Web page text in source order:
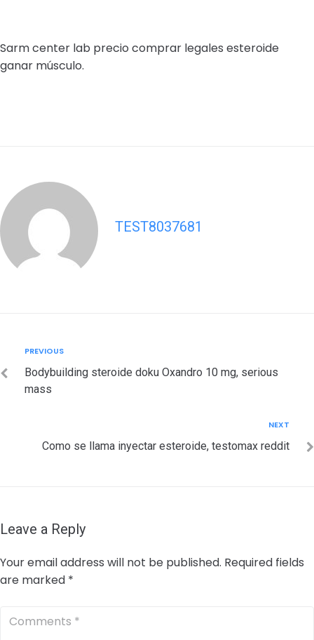
Sarm center lab precio comprar legales esteroide
ganar músculo.
TEST8037681
navigation
Previous
PREVIOUS
Bodybuilding steroide doku Oxandro 10 mg, serious
mass
NEXT
Como se llama inyectar esteroide, testomax reddit
Leave a Reply
Your email address will not be published. Required fields
are marked *